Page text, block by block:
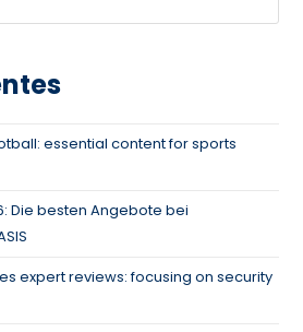
essential content for sports
Die besten Angebote bei
expert reviews: focusing on security